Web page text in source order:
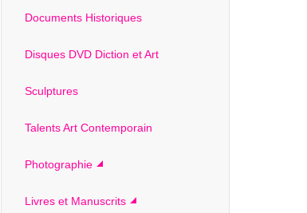
Documents Historiques
Disques DVD Diction et Art
Sculptures
Talents Art Contemporain
Photographie
Livres et Manuscrits